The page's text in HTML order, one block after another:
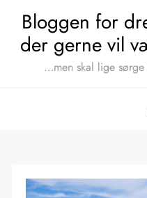
content
Bloggen for
der gerne vil
…men skal lige